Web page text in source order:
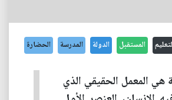
المستقبل الدولة المدرسة الحضارة
هي المعمل الحقيقي الذي